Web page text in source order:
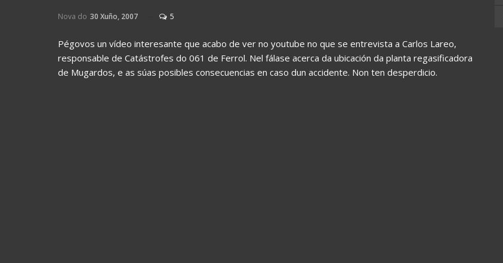
Nova do 30 Xuño, 2007 5
Pégovos un vídeo interesante que acabo de ver no youtube no que se entrevista a Carlos Lareo,
responsable de Catástrofes do 061 de Ferrol. Nel fálase acerca da ubicación da planta regasificadora
de Mugardos, e as súas posibles consecuencias en caso dun accidente. Non ten desperdicio.